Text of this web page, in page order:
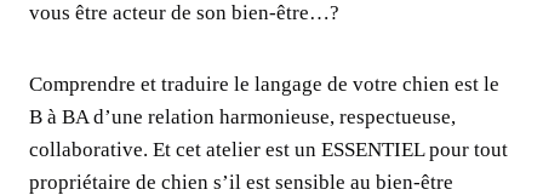
vous être acteur de son bien-être…?
Comprendre et traduire le langage de votre chien est le
B à BA d’une relation harmonieuse, respectueuse,
collaborative. Et cet atelier est un ESSENTIEL pour tout
propriétaire de chien s’il est sensible au bien-être